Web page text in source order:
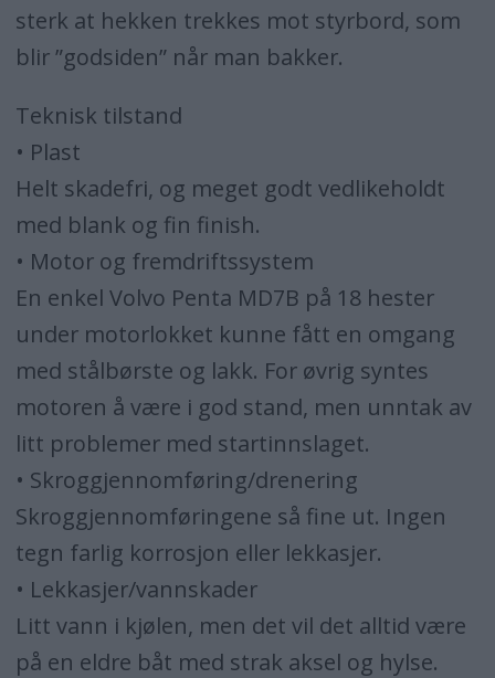
sterk at hekken trekkes mot styrbord, som
blir ”godsiden” når man bakker.
Teknisk tilstand
• Plast
Helt skadefri, og meget godt vedlikeholdt
med blank og fin finish.
• Motor og fremdriftssystem
En enkel Volvo Penta MD7B på 18 hester
under motorlokket kunne fått en omgang
med stålbørste og lakk. For øvrig syntes
motoren å være i god stand, men unntak av
litt problemer med startinnslaget.
• Skroggjennomføring/drenering
Skroggjennomføringene så fine ut. Ingen
tegn farlig korrosjon eller lekkasjer.
• Lekkasjer/vannskader
Litt vann i kjølen, men det vil det alltid være
på en eldre båt med strak aksel og hylse.